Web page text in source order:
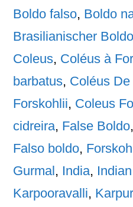
Boldo falso, Boldo
Brasilianischer
Coleus, Coléus à
barbatus, Coléus De
Forskohlii, Coleus
cidreira, False Boldo,
Falso boldo,
Gurmal, India,
Karpooravalli,